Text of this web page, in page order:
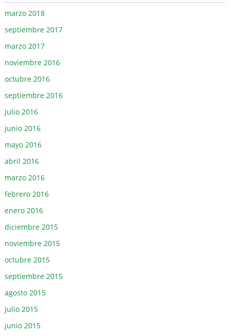
marzo 2018
septiembre 2017
marzo 2017
noviembre 2016
octubre 2016
septiembre 2016
julio 2016
junio 2016
mayo 2016
abril 2016
marzo 2016
febrero 2016
enero 2016
diciembre 2015
noviembre 2015
octubre 2015
septiembre 2015
agosto 2015
julio 2015
junio 2015